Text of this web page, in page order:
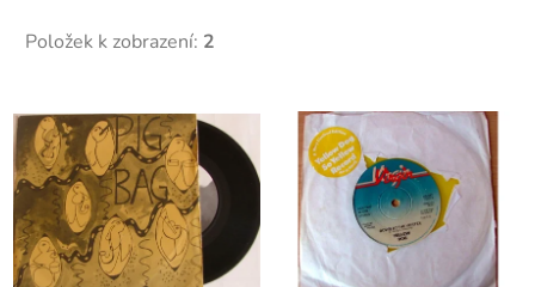
Položek k zobrazení: 2
V
ý
p
i
s
p